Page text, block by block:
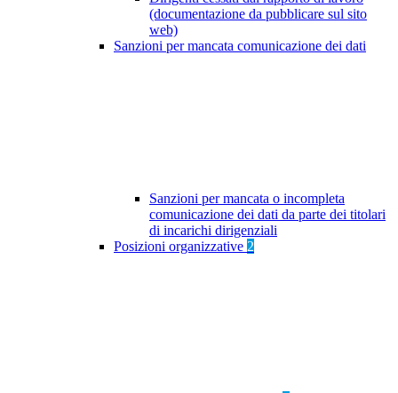
(documentazione da pubblicare sul sito
web)
Sanzioni per mancata comunicazione dei dati
Sanzioni per mancata o incompleta
comunicazione dei dati da parte dei titolari
di incarichi dirigenziali
Posizioni organizzative 2